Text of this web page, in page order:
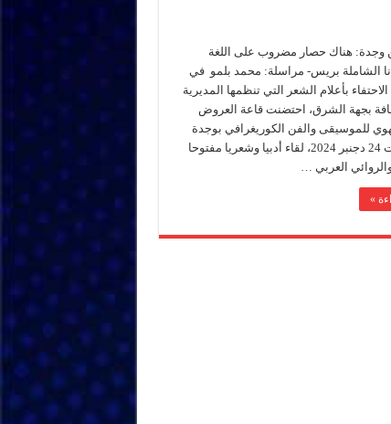
وجدة: هناك حصار مضروب على اللغة
الشاملة بريس- مراسلة: محمد بلمو في
بأعلام الشعر التي تنظمها المديرية
بجهة الشرق، احتضنت قاعة العروض
للموسيقى والفن الكوريغرافي بوجدة
مساء السبت 24 دجنبر 2024، لقاء أدبيا وشعريا مفتوحا
العربي …
»